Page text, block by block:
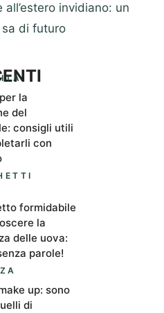
all’estero invidiano: un
di futuro
la
del
consigli utili
con
formidabile
la
delle uova:
parole!
up: sono
di